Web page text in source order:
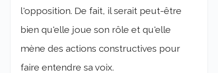
l'opposition. De fait, il serait peut-être
bien qu'elle joue son rôle et qu'elle
mène des actions constructives pour
faire entendre sa voix.